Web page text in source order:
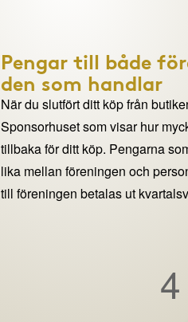
Pengar till både
den som handlar
När du slutfört ditt köp från
Sponsorhuset som visar hur
tillbaka för ditt köp. Pengarna
lika mellan föreningen och
till föreningen betalas ut
4